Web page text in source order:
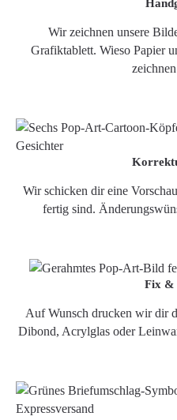
Wir zeichnen unsere
Grafiktablett. Wieso Papier
Wir schicken dir eine
fertig sind.
Fix &
Auf Wunsch drucken wir dir
Dibond, Acrylglas oder